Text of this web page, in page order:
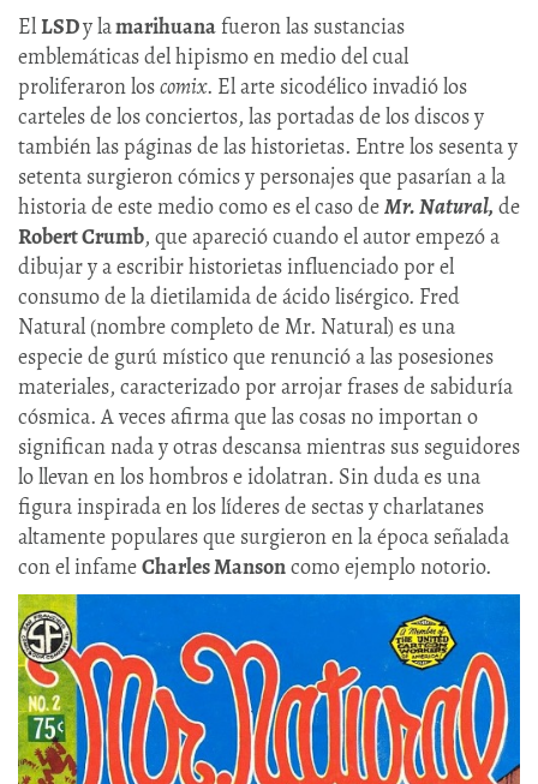
ElLSDy lamarihuanafueron las sustancias
emblemáticas del hipismo en medio del cual
proliferaron loscomix. El arte sicodélico invadió los
carteles de los conciertos, las portadas de los discos y
también las páginas de las historietas. Entre los sesenta y
setenta surgieron cómics y personajes que pasarían a la
historia de este medio como es el caso deMr. Natural, de
Robert Crumb, que apareció cuando el autor empezó a
dibujar y a escribir historietas influenciado por el
consumo de la dietilamida de ácido lisérgico. Fred
Natural (nombre completo de Mr. Natural) es una
especie de gurú místico que renunció a las posesiones
materiales, caracterizado por arrojar frases de sabiduría
cósmica. A veces afirma que las cosas no importan o
significan nada y otras descansa mientras sus seguidores
lo llevan en los hombros e idolatran. Sin duda es una
figura inspirada en los líderes de sectas y charlatanes
altamente populares que surgieron en la época señalada
con el infameCharles Mansoncomo ejemplo notorio.